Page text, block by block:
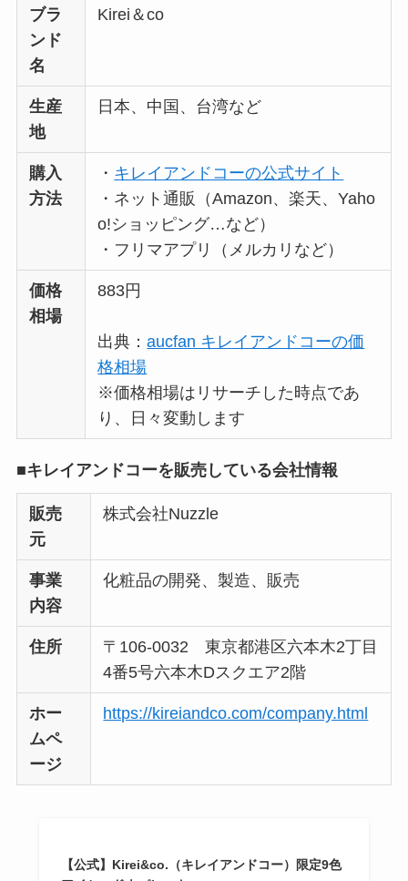
の理由と安く買える
方法も解説！
ブラ
ンド
名
Kirei＆co
生産
地
日本、中国、台湾など
購入
方法
・ キレイアンドコーの公式サイト
・ネット通販（Amazon、楽天、Yaho
o!ショッピング…など）
・フリマアプリ（メルカリなど）
価格
相場
883円
出典：aucfan キレイアンドコーの価
格相場
※価格相場はリサーチした時点であ
り、日々変動します
■キレイアンドコーを販売している会社情報
販売
元
株式会社Nuzzle
事業
内容
化粧品の開発、製造、販売
住所
〒106-0032 東京都港区六本木2丁目
4番5号六本木Dスクエア2階
ホー
ムペ
ージ
https://kireiandco.com/company.html
【公式】Kirei&co.（キレイアンドコー）限定9色